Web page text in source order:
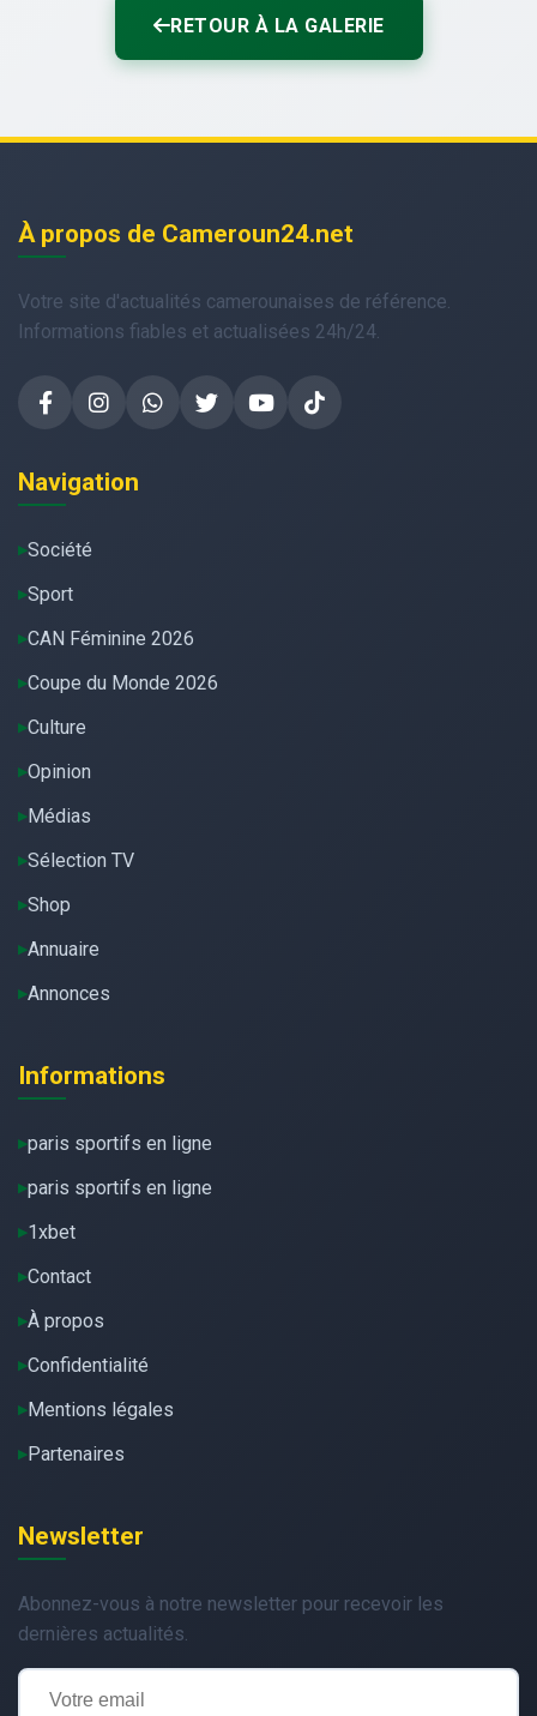
RETOUR À LA GALERIE
À propos de Cameroun24.net
Votre site d'actualités camerounaises de référence.
Informations fiables et actualisées 24h/24.
Navigation
Société
Sport
CAN Féminine 2026
Coupe du Monde 2026
Culture
Opinion
Médias
Sélection TV
Shop
Annuaire
Annonces
Informations
paris sportifs en ligne
paris sportifs en ligne
1xbet
Contact
À propos
Confidentialité
Mentions légales
Partenaires
Newsletter
Abonnez-vous à notre newsletter pour recevoir les
dernières actualités.